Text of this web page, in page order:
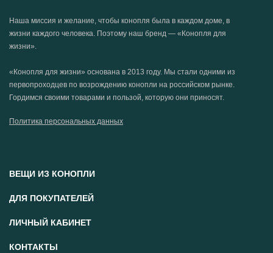
Наша миссия и желание, чтобы конопля была в каждом доме, в
жизни каждого человека. Поэтому наш бренд — «Конопля для
жизни».
«Конопля для жизни» основана в 2013 году. Мы стали одними из
первопроходцев по возрождению конопли на российском рынке.
Гордимся своими товарами и пользой, которую они приносят.
Политика персональных данных
ВЕЩИ ИЗ КОНОПЛИ
ДЛЯ ПОКУПАТЕЛЕЙ
ЛИЧНЫЙ КАБИНЕТ
КОНТАКТЫ